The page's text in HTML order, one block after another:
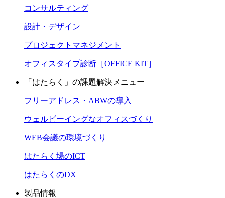
コンサルティング
設計・デザイン
プロジェクトマネジメント
オフィスタイプ診断［OFFICE KIT］
「はたらく」の課題解決メニュー
フリーアドレス・ABWの導入
ウェルビーイングなオフィスづくり
WEB会議の環境づくり
はたらく場のICT
はたらくのDX
製品情報